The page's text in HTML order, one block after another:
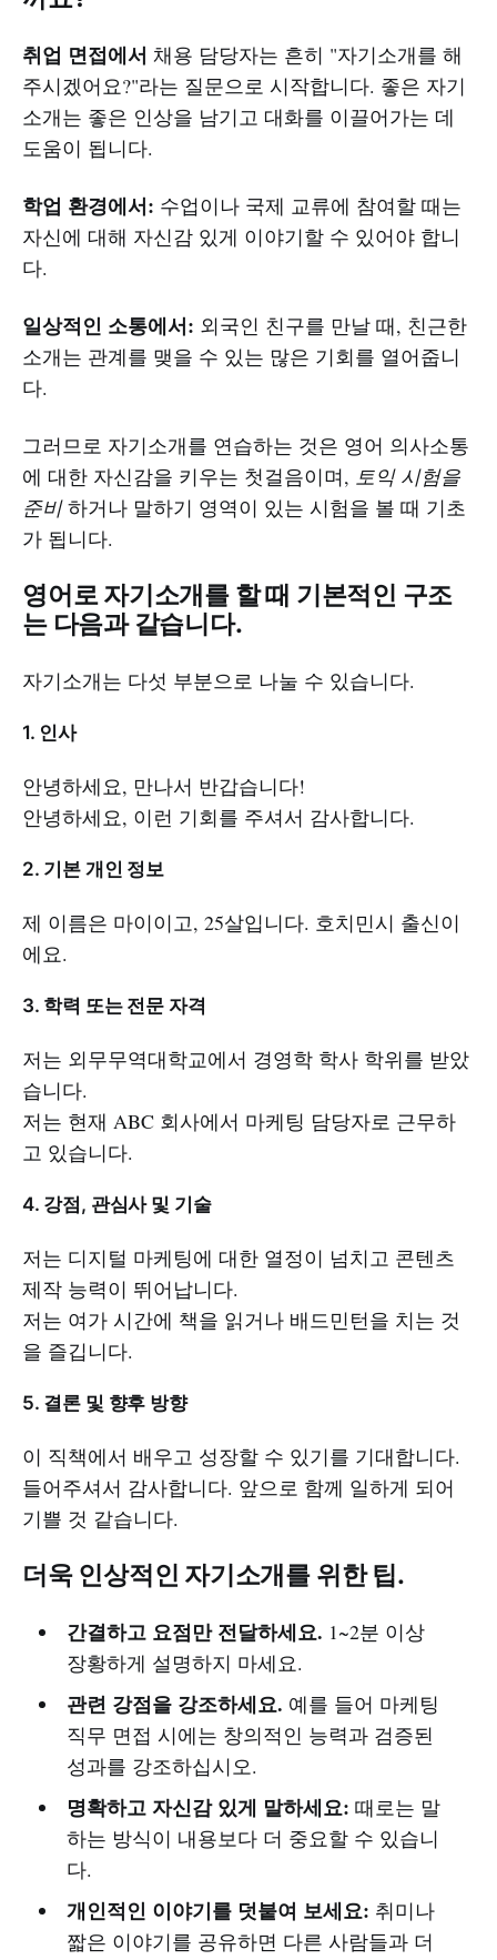
취업 면접에서 채용 담당자는 흔히 "자기소개를 해
주시겠어요?"라는 질문으로 시작합니다. 좋은 자기
소개는 좋은 인상을 남기고 대화를 이끌어가는 데
도움이 됩니다.
학업 환경에서: 수업이나 국제 교류에 참여할 때는
자신에 대해 자신감 있게 이야기할 수 있어야 합니
다.
일상적인 소통에서: 외국인 친구를 만날 때, 친근한
소개는 관계를 맺을 수 있는 많은 기회를 열어줍니
다.
그러므로 자기소개를 연습하는 것은 영어 의사소통
에 대한 자신감을 키우는 첫걸음이며, 토익 시험을
준비하거나 말하기 영역이 있는 시험을 볼 때 기초
가 됩니다.
영어로 자기소개를 할 때 기본적인 구조
는 다음과 같습니다.
자기소개는 다섯 부분으로 나눌 수 있습니다.
1. 인사
안녕하세요, 만나서 반갑습니다!
안녕하세요, 이런 기회를 주셔서 감사합니다.
2. 기본 개인 정보
제 이름은 마이이고, 25살입니다. 호치민시 출신이
에요.
3. 학력 또는 전문 자격
저는 외무무역대학교에서 경영학 학사 학위를 받았
습니다.
저는 현재 ABC 회사에서 마케팅 담당자로 근무하
고 있습니다.
4. 강점, 관심사 및 기술
저는 디지털 마케팅에 대한 열정이 넘치고 콘텐츠
제작 능력이 뛰어납니다.
저는 여가 시간에 책을 읽거나 배드민턴을 치는 것
을 즐깁니다.
5. 결론 및 향후 방향
이 직책에서 배우고 성장할 수 있기를 기대합니다.
들어주셔서 감사합니다. 앞으로 함께 일하게 되어
기쁠 것 같습니다.
더욱 인상적인 자기소개를 위한 팁.
간결하고 요점만 전달하세요. 1~2분 이상
장황하게 설명하지 마세요.
관련 강점을 강조하세요. 예를 들어 마케팅
직무 면접 시에는 창의적인 능력과 검증된
성과를 강조하십시오.
명확하고 자신감 있게 말하세요: 때로는 말
하는 방식이 내용보다 더 중요할 수 있습니
다.
개인적인 이야기를 덧붙여 보세요: 취미나
짧은 이야기를 공유하면 다른 사람들과 더